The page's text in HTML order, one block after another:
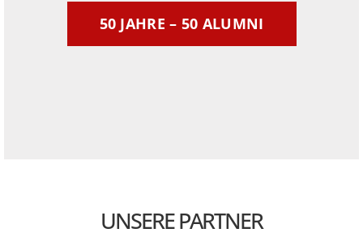
50 JAHRE – 50 ALUMNI
UNSERE PARTNER